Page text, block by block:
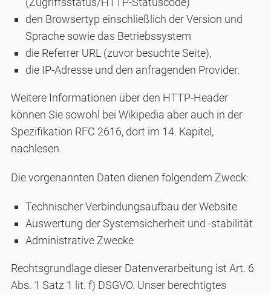
den Browsertyp einschließlich der Version und
Sprache sowie das Betriebssystem
die Referrer URL (zuvor besuchte Seite),
die IP-Adresse und den anfragenden Provider.
Weitere Informationen über den HTTP-Header
können Sie sowohl bei Wikipedia aber auch in der
Spezifikation RFC 2616, dort im 14. Kapitel,
nachlesen.
Die vorgenannten Daten dienen folgendem Zweck:
Technischer Verbindungsaufbau der Website
Auswertung der Systemsicherheit und -stabilität
Administrative Zwecke
Rechtsgrundlage dieser Datenverarbeitung ist Art. 6
Abs. 1 Satz 1 lit. f) DSGVO. Unser berechtigtes